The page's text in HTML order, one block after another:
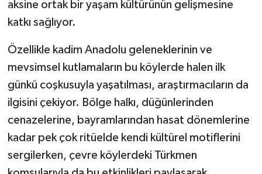
aksine ortak bir yaşam kültürünün gelişmesine
katkı sağlıyor.
Özellikle kadim Anadolu geleneklerinin ve
mevsimsel kutlamaların bu köylerde halen ilk
günkü coşkusuyla yaşatılması, araştırmacıların da
ilgisini çekiyor. Bölge halkı, düğünlerinden
cenazelerine, bayramlarından hasat dönemlerine
kadar pek çok ritüelde kendi kültürel motiflerini
sergilerken, çevre köylerdeki Türkmen